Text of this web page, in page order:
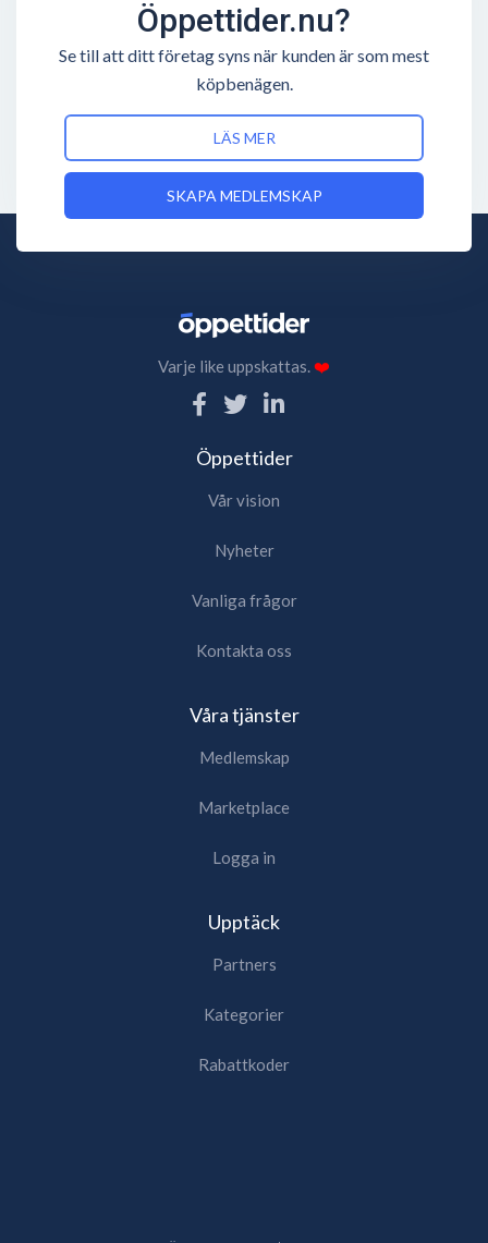
Öppettider.nu?
Se till att ditt företag syns när kunden är som mest
köpbenägen.
LÄS MER
SKAPA MEDLEMSKAP
Varje like uppskattas.❤️
Öppettider
Vår vision
Nyheter
Vanliga frågor
Kontakta oss
Våra tjänster
Medlemskap
Marketplace
Logga in
Upptäck
Partners
Kategorier
Rabattkoder